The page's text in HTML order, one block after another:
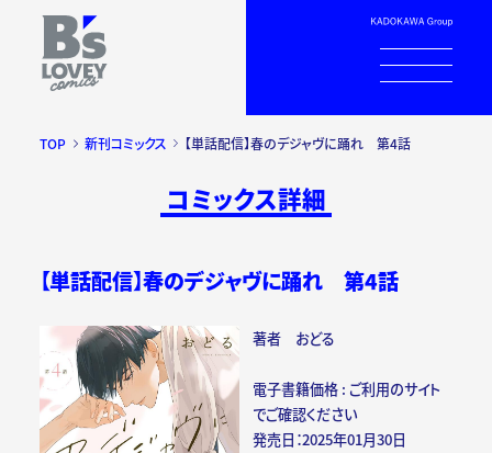
TOP 新刊コミックス 【単話配信】春のデジャヴに踊れ 第4話
コミックス詳細
【単話配信】春のデジャヴに踊れ 第4話
著者 おどる
電子書籍価格 : ご利用のサイト
でご確認ください
発売日：2025年01月30日